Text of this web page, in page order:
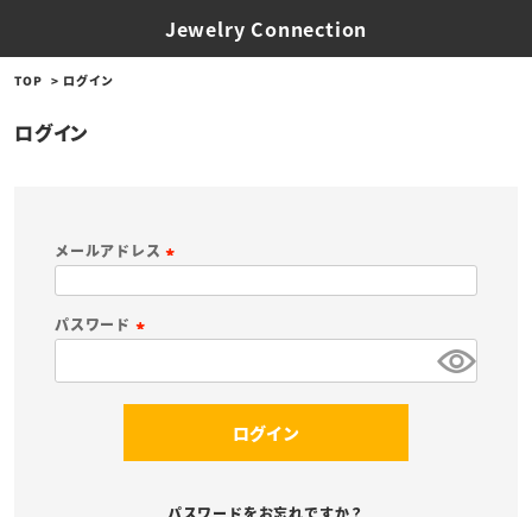
Jewelry Connection
TOP ログイン
ログイン
メールアドレス
須
パスワード
ログイン
パスワードをお忘れですか？